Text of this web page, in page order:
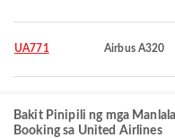
UA771 Airbus A320
Bakit Pinipili ng mga
Booking sa United Airlines